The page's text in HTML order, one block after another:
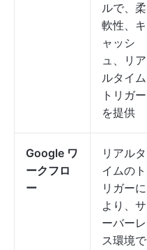
ルで、柔
軟性、キ
ャッシ
ュ、リア
ルタイム
トリガー
を提供
Google ワ
ークフロ
ー
リアルタ
イムのト
リガーに
より、サ
ーバーレ
ス環境で